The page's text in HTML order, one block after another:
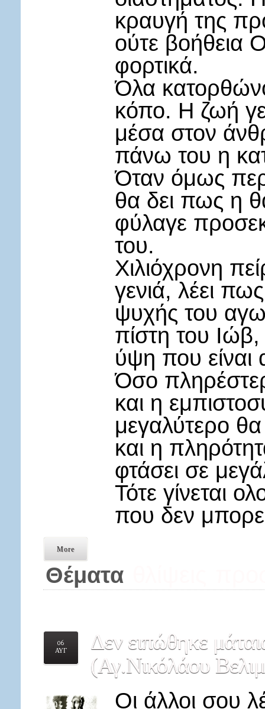
κραυγή της
ούτε βοήθεια
φορτικά.
Όλα
κόπο. Η ζωή
μέσα στον
πάνω του η
Όταν όμως
θα δει πως η
φύλαγε
του.
Χιλιόχρονη
γενιά, λέει
ψυχής του
πίστη του
ύψη που είναι
Όσο
και η
μεγαλύτερο θα
και η
φτάσει σε
Τότε γίνεται
που δεν
More
Θέματα
06
ΑΥΓ
Δενειπώθηκε
(Αγ.Νικόλάου
Οι άλλοι σου